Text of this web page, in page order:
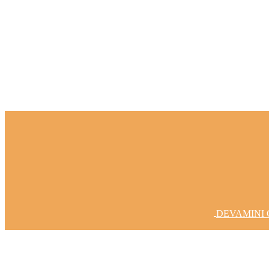
DEVAMINI